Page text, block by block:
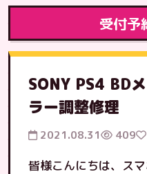
受付予
SONY PS4 BD
ラー調整修理
2021.08.31 409
皆様こんにちは、ス